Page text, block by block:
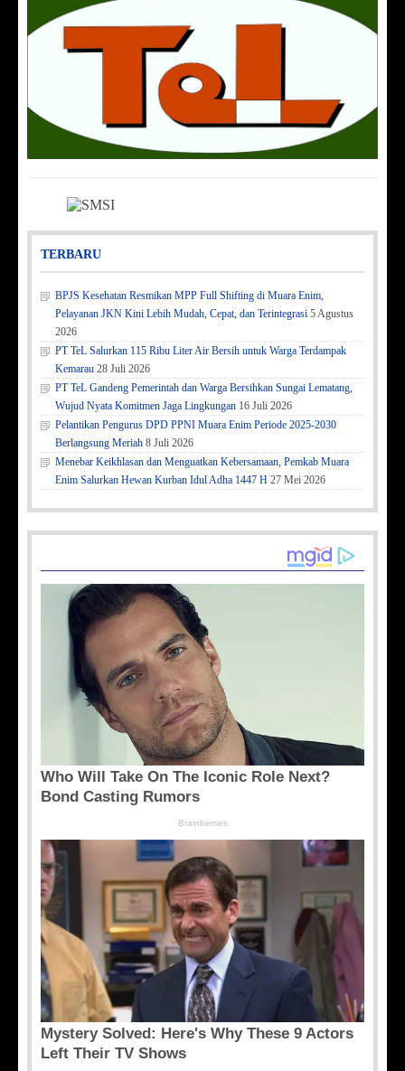
TERBARU
BPJS Kesehatan Resmikan MPP Full Shifting di Muara Enim,
Pelayanan JKN Kini Lebih Mudah, Cepat, dan Terintegrasi 5 Agustus
2026
PT TeL Salurkan 115 Ribu Liter Air Bersih untuk Warga Terdampak
Kemarau 28 Juli 2026
PT TeL Gandeng Pemerintah dan Warga Bersihkan Sungai Lematang,
Wujud Nyata Komitmen Jaga Lingkungan 16 Juli 2026
Pelantikan Pengurus DPD PPNI Muara Enim Periode 2025-2030
Berlangsung Meriah 8 Juli 2026
Menebar Keikhlasan dan Menguatkan Kebersamaan, Pemkab Muara
Enim Salurkan Hewan Kurban Idul Adha 1447 H 27 Mei 2026